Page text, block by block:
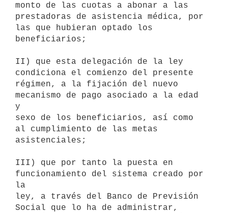
monto de las cuotas a abonar a las
prestadoras de asistencia médica, por
las que hubieran optado los
beneficiarios;
II) que esta delegación de la ley
condiciona el comienzo del presente
régimen, a la fijación del nuevo
mecanismo de pago asociado a la edad
y
sexo de los beneficiarios, así como
al cumplimiento de las metas
asistenciales;
III) que por tanto la puesta en
funcionamiento del sistema creado por
la
ley, a través del Banco de Previsión
Social que lo ha de administrar,